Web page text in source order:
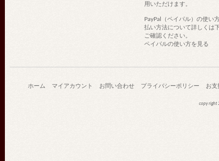
用いただけます。
PayPal（ペイパル）の使い
払い方法について詳しくは
ご確認ください。
ペイパルの使い方を見る
ホーム マイアカウント お問い合わせ プライバシーポリシー お支
copy right